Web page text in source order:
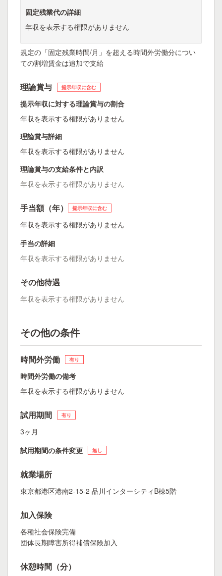
固定残業代の詳細
年収を表示する権限がありません
規定の「固定残業時間/月」を超える時間外労働分につい
ての割増賃金は追加で支給
理論賞与 提示年収に含む
提示年収に対する理論賞与の割合
年収を表示する権限がありません
理論賞与詳細
年収を表示する権限がありません
理論賞与の支給条件と内訳
年収を表示する権限がありません
手当額（年） 提示年収に含む
年収を表示する権限がありません
手当の詳細
年収を表示する権限がありません
その他待遇
年収を表示する権限がありません
その他の条件
時間外労働 有り
時間外労働の備考
年収を表示する権限がありません
試用期間 有り
3ヶ月
試用期間の条件変更
無し
就業場所
東京都港区港南2-15-2 品川インターシティB棟5階
加入保険
各種社会保険完備
団体長期障害所得補償保険加入
休憩時間（分）